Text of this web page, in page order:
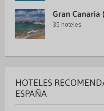
Gran Canaria
35 hoteles
HOTELES
ESPAÑA